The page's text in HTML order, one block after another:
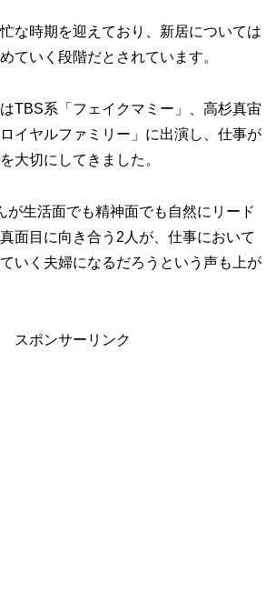
な時期を迎えており、新居については
ていく段階だとされています。
TBS系「フェイクマミー」、高杉真宙
イヤルファミリー」に出演し、仕事が
大切にしてきました。
が生活面でも精神面でも自然にリード
面目に向き合う2人が、仕事において
いく夫婦になるだろうという声も上が
スポンサーリンク